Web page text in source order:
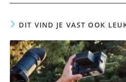
DIT VIND JE VAST OOK